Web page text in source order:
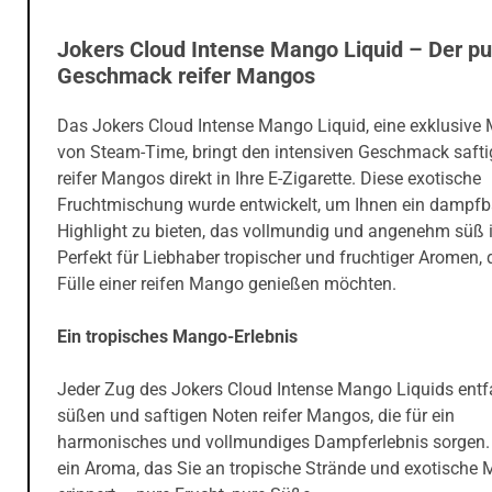
Jokers Cloud Intense Mango Liquid – Der
Geschmack reifer Mangos
Das Jokers Cloud Intense Mango Liquid, eine exklusive
von Steam-Time, bringt den intensiven Geschmack
reifer Mangos direkt in Ihre E-Zigarette. Diese exotische
Fruchtmischung wurde entwickelt, um Ihnen ein
Highlight zu bieten, das vollmundig und angenehm süß
Perfekt für Liebhaber tropischer und fruchtiger Aromen,
Fülle einer reifen Mango genießen möchten.
Ein tropisches Mango-Erlebnis
Jeder Zug des Jokers Cloud Intense Mango Liquids
süßen und saftigen Noten reifer Mangos, die für ein
harmonisches und vollmundiges Dampferlebnis
ein Aroma, das Sie an tropische Strände und exotische